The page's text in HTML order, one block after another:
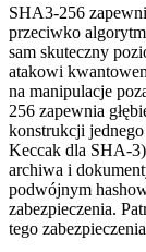
SHA3-256
przeciwko
sam skuteczny
atakowi
na manipulacje
256 zapewnia
konstrukcji
Keccak dla SHA-
archiwa i
podwójnym
zabezpieczenia.
tego